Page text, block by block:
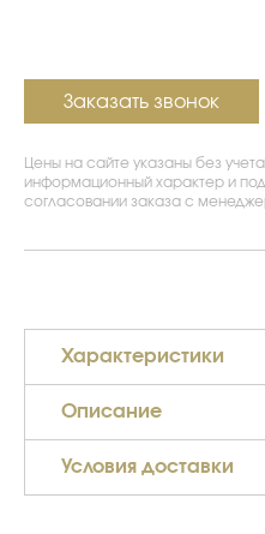
Заказать звонок
Цены на сайте указаны без
информационный характер и
согласовании заказа с
Характеристики
Описание
Условия доставки